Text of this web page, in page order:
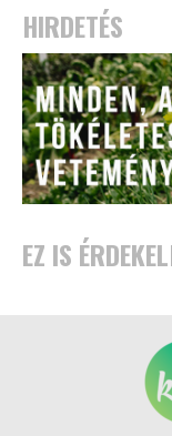
HIRDETÉS
EZ IS